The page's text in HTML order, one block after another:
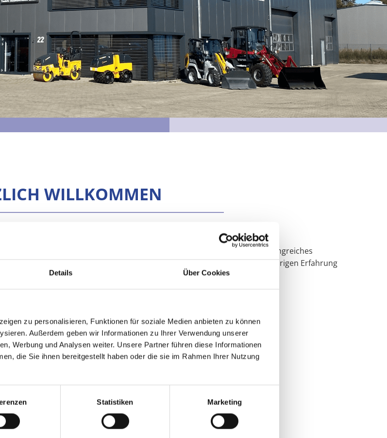
Details Über Cookies
zu personalisieren, Funktionen für soziale Medien anbieten zu können
Außerdem geben wir Informationen zu Ihrer Verwendung unserer
Werbung und Analysen weiter. Unsere Partner führen diese Informationen
die Sie ihnen bereitgestellt haben oder die sie im Rahmen Ihrer Nutzung
Statistiken Marketing
WILLKOMMEN
freuen wir uns, Sie auf unserer Homepage begrüßen zu dürfen. Ein umfangreiches
Baugeräte mieten oder kaufen möchten, wir sind mit unserer langjährigen Erfahrung
richtige Ansprechpartner für Sie.
viel Spaß beim Erkunden unserer Website.
KONTAKT AUFNEHMEN
PARTNER: